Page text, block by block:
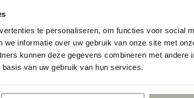
te personaliseren, om functies voor social
we informatie over uw gebruik van onze site met
kunnen deze gegevens combineren met andere
van uw gebruik van hun services.
GA VERDER MET